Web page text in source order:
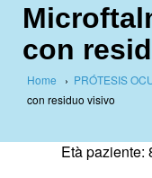
con
Home › PRÓTESIS
con residuo visivo
Età paziente: